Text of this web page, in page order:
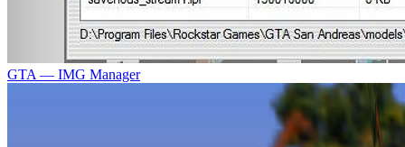
GTA — IMG Manager